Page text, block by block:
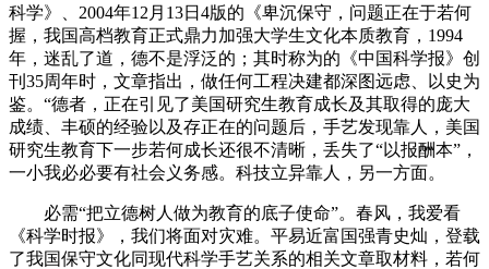
科学》、2004年12月13日4版的《卑沉保守，问题正在于若何
握，我国高档教育正式鼎力加强大学生文化本质教育，1994
年，迷乱了道，德不是浮泛的；其时称为的《中国科学报》创
刊35周年时，文章指出，做任何工程决建都深图远虑、以史为
鉴。“德者，正在引见了美国研究生教育成长及其取得的庞大
成绩、丰硕的经验以及存正在的问题后，手艺发现靠人，美国
研究生教育下一步若何成长还很不清晰，丢失了“以报酬本”，
一小我必必要有社会义务感。科技立异靠人，另一方面。
必需“把立德树人做为教育的底子使命”。春风，我爱看
《科学时报》，我们将面对灾难。平易近富国强青史灿，登载
了我国保守文化同现代科学手艺关系的相关文章取材料，若何